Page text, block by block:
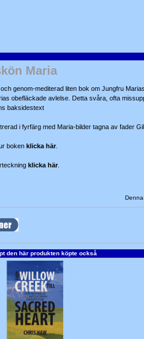
Maria
genom-mediterad liten bok om Jungfru
obefläckade avlelse. Detta svåra, ofta
baksidestext
i fyrfärg med Maria-bilder tagna av fader
boken klicka här.
klicka här.
den här produkten köpte också